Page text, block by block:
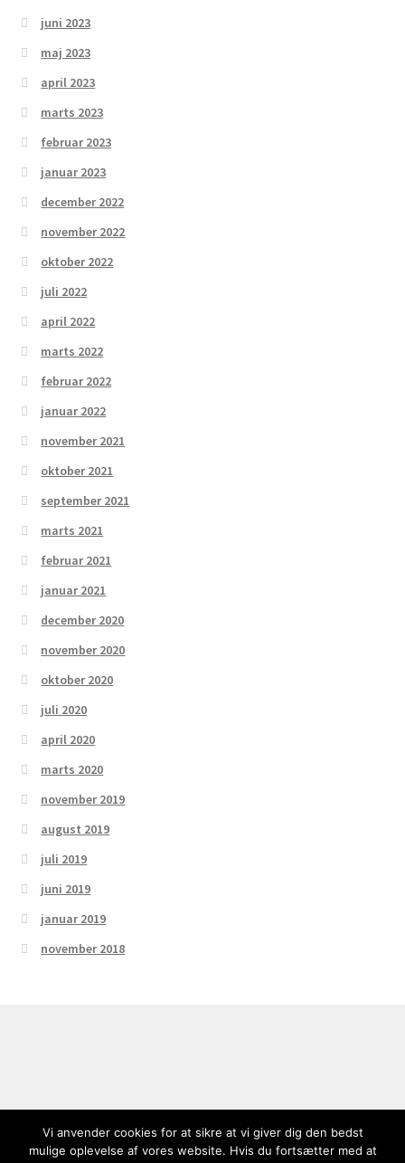
juni 2023
maj 2023
april 2023
marts 2023
februar 2023
januar 2023
december 2022
november 2022
oktober 2022
juli 2022
april 2022
marts 2022
februar 2022
januar 2022
november 2021
oktober 2021
september 2021
marts 2021
februar 2021
januar 2021
december 2020
november 2020
oktober 2020
juli 2020
april 2020
marts 2020
november 2019
august 2019
juli 2019
juni 2019
januar 2019
november 2018
© Inge Merete Gross 2026
Vi anvender cookies for at sikre at vi giver dig den bedst
mulige oplevelse af vores website. Hvis du fortsætter med at